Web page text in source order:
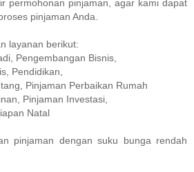
permohonan pinjaman, agar kami dapat
pinjaman Anda.
layanan berikut:
Pengembangan Bisnis,
Pendidikan,
Pinjaman Perbaikan Rumah
Pinjaman Investasi,
Natal
pinjaman dengan suku bunga rendah